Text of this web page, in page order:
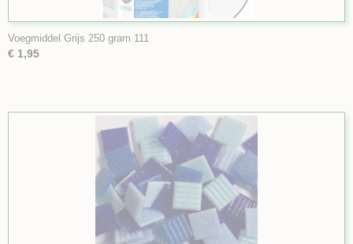
Voegmiddel Grijs 250 gram 111
€ 1,95